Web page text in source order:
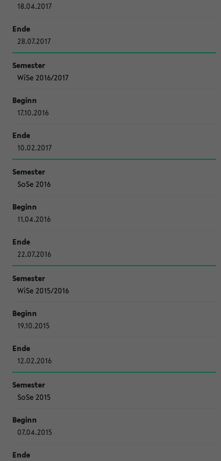
18.04.2017
28.07.2017
WiSe 2016/2017
17.10.2016
10.02.2017
SoSe 2016
11.04.2016
22.07.2016
WiSe 2015/2016
19.10.2015
12.02.2016
SoSe 2015
07.04.2015